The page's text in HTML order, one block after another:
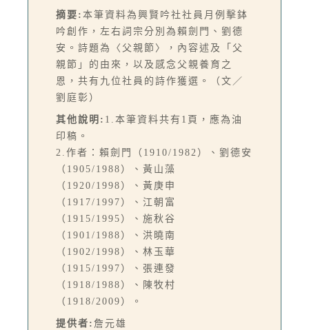
摘要: 本筆資料為興賢吟社社員月例擊鉢
吟創作，左右詞宗分別為賴劍門、劉德
安。詩題為〈父親節〉，內容述及「父
親節」的由來，以及感念父親養育之
恩，共有九位社員的詩作獲選。（文／
劉庭彰）
其他說明: 1.本筆資料共有1頁，應為油
印稿。
2.作者：賴劍門（1910/1982）、劉德安
（1905/1988）、黃山藻
（1920/1998）、黃庚申
（1917/1997）、江朝富
（1915/1995）、施秋谷
（1901/1988）、洪曉南
（1902/1998）、林玉華
（1915/1997）、張連發
（1918/1988）、陳牧村
（1918/2009）。
提供者: 詹元雄